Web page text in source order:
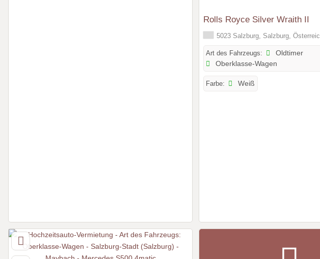
Rolls Royce Silver Wraith II
5023 Salzburg, Salzburg,
Art des Fahrzeugs:
Oldtimer
Oberklasse-Wagen
Farbe: Weiß